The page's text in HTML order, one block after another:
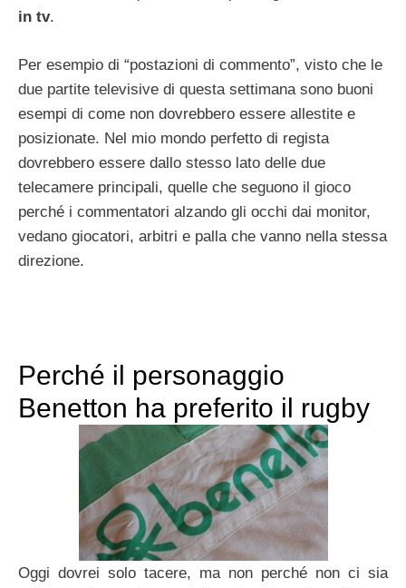
in tv.
Per esempio di “postazioni di commento”, visto che le
due partite televisive di questa settimana sono buoni
esempi di come non dovrebbero essere allestite e
posizionate. Nel mio mondo perfetto di regista
dovrebbero essere dallo stesso lato delle due
telecamere principali, quelle che seguono il gioco
perché i commentatori alzando gli occhi dai monitor,
vedano giocatori, arbitri e palla che vanno nella stessa
direzione.
Perché il personaggio
Benetton ha preferito il rugby
Oggi dovrei solo tacere, ma non perché non ci sia